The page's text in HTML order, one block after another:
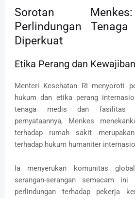
Sorotan
Perlindungan
Diperkuat
Etika Perang dan
Menteri Kesehatan RI menyoroti
hukum dan etika perang
tenaga medis dan fasilitas
pernyataannya, Menkes
terhadap rumah sakit
terhadap hukum humaniter
Ia menyerukan komunitas
serangan-serangan semacam ini
perlindungan terhadap pekerja